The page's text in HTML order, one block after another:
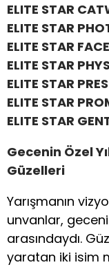
ELITE STAR
ELITE STAR
ELITE
ELITE STAR
ELITE
ELITE STAR
ELITE STAR
Gecenin Özel
Güzelleri
Yarışmanın
unvanlar,
arasındaydı.
yaratan iki isim